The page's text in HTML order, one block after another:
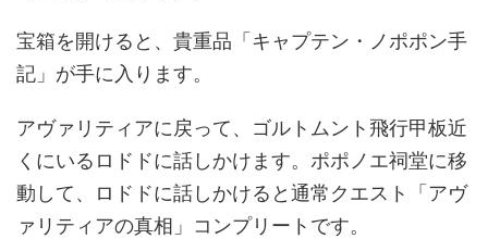
宝箱を開けると、貴重品「キャプテン・ノポポン手
記」が手に入ります。
アヴァリティアに戻って、ゴルトムント飛行甲板近
くにいるロドドに話しかけます。ポポノエ祠堂に移
動して、ロドドに話しかけると通常クエスト「アヴ
ァリティアの真相」コンプリートです。